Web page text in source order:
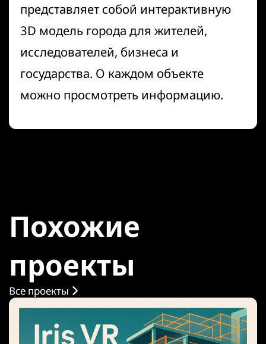
представляет собой интерактивную
3D модель города для жителей,
исследователей, бизнеса и
государства. О каждом объекте
можно просмотреть информацию.
Похожие
проекты
Все проекты